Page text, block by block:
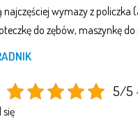
wymazy z
do zębów, maszynkę do
5/5
się